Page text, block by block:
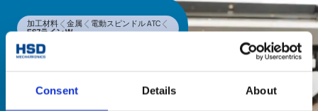
Consent Details About
加工材料 金属
電動スピンドル ATC
ES7ライン W
ES7ライン W
ズは、高い汎用性が特長で、木材加